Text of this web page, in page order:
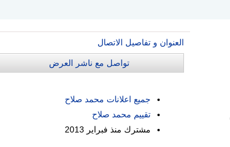
العنوان و تفاصيل الاتصال
تواصل مع ناشر العرض
جميع اعلانات محمد صلاح
تقييم محمد صلاح
مشترك منذ فبراير 2013